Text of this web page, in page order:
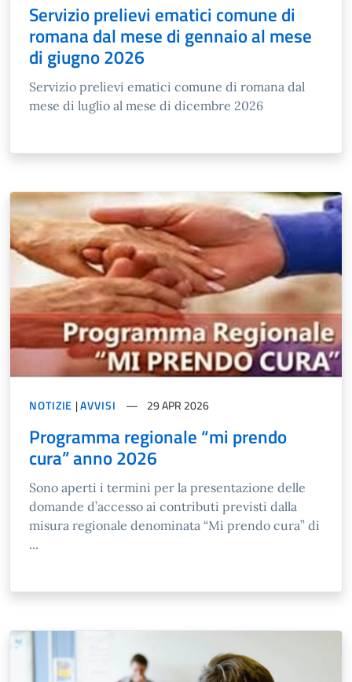
Servizio prelievi ematici comune di
romana dal mese di gennaio al mese
di giugno 2026
Servizio prelievi ematici comune di romana dal
mese di luglio al mese di dicembre 2026
NOTIZIE |AVVISI 29 APR 2026
Programma regionale “mi prendo
cura” anno 2026
Sono aperti i termini per la presentazione delle
domande d’accesso ai contributi previsti dalla
misura regionale denominata “Mi prendo cura” di
...